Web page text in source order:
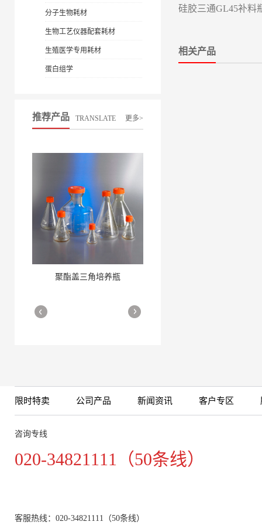
分子生物耗材
生物工艺仪器配套耗材
生殖医学专用耗材
蛋白组学
推荐产品 TRANSLATE 更多>
聚酯盖三角培养瓶
细胞培养瓶
More
硅胶三通GL45补料
相关产品
限时特卖 公司产品 新闻资讯 客户专区
咨询专线
020-34821111（50条线）
客服热线：020-34821111（50条线）